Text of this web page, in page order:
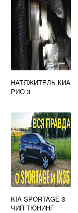
НАТЯЖИТЕЛЬ КИА
РИО 3
KIA SPORTAGE 3
ЧИП ТЮНИНГ